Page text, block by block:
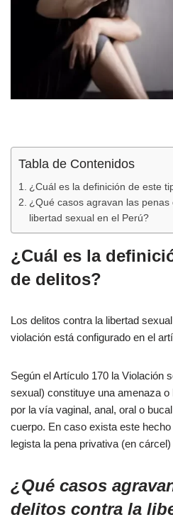
Tabla de Contenidos
¿Cuál es la definición de este
¿Qué casos agravan las penas
libertad sexual en el Perú?
¿Cuál es la
de delitos?
Los delitos contra la libertad
violación está configurado en el
Según el Artículo 170 la Violación
sexual) constituye una amenaza
por la vía vaginal, anal, oral o
cuerpo. En caso exista este hecho
legista la pena privativa (en
¿Qué casos
delitos contra la